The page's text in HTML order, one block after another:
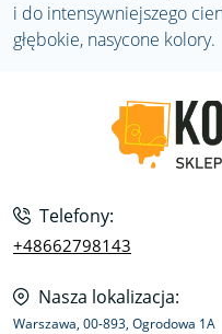
i do intensywniejszego
głębokie, nasycone kolory.
Telefony:
+48662798143
Nasza lokalizacja:
Warszawa, 00-893, Ogrodowa 1A